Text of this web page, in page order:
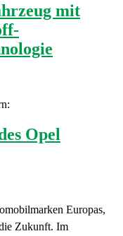
mit
Opel
Europas,
Zukunft. Im